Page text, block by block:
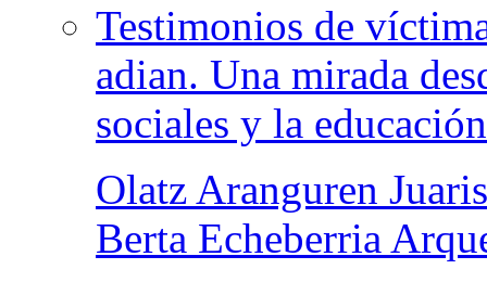
Testimonios de
adian. Una mirada
sociales y la
Olatz Aranguren
Berta Echeberria